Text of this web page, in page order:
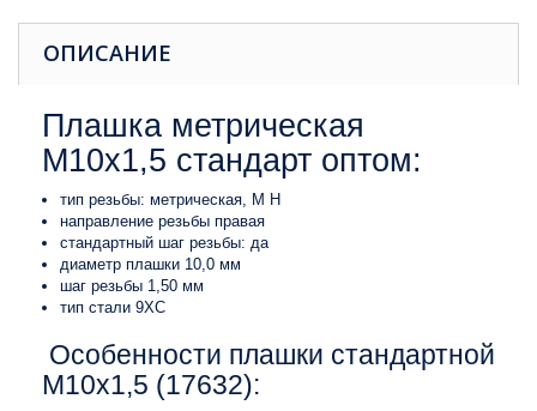
ОПИСАНИЕ
Плашка метрическая
M10x1,5 стандарт оптом:
тип резьбы: метрическая, М Н
направление резьбы правая
стандартный шаг резьбы: да
диаметр плашки 10,0 мм
шаг резьбы 1,50 мм
тип стали 9XC
Особенности плашки стандартной
M10x1,5 (17632):